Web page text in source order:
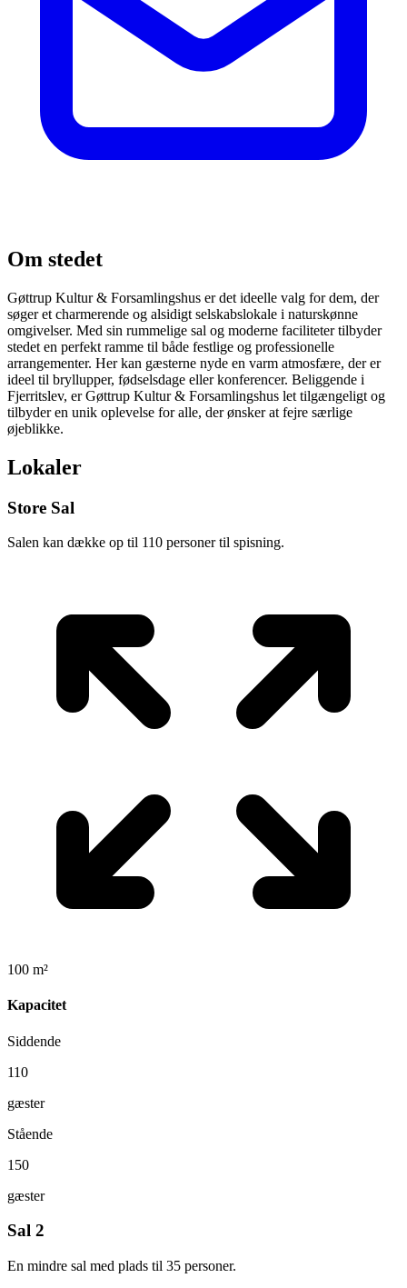
Om stedet
Gøttrup Kultur & Forsamlingshus er det ideelle valg for dem, der
søger et charmerende og alsidigt selskabslokale i naturskønne
omgivelser. Med sin rummelige sal og moderne faciliteter tilbyder
stedet en perfekt ramme til både festlige og professionelle
arrangementer. Her kan gæsterne nyde en varm atmosfære, der er
ideel til bryllupper, fødselsdage eller konferencer. Beliggende i
Fjerritslev, er Gøttrup Kultur & Forsamlingshus let tilgængeligt og
tilbyder en unik oplevelse for alle, der ønsker at fejre særlige
øjeblikke.
Lokaler
Store Sal
Salen kan dække op til 110 personer til spisning.
100 m²
Kapacitet
Siddende
110
gæster
Stående
150
gæster
Sal 2
En mindre sal med plads til 35 personer.